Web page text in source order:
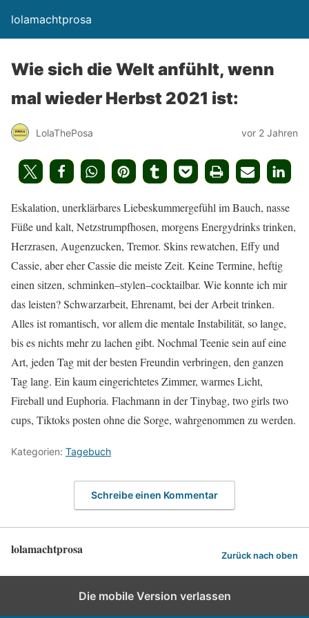
lolamachtprosa
Wie sich die Welt anfühlt, wenn
mal wieder Herbst 2021 ist:
LolaThePosa vor 2 Jahren
Eskalation, unerklärbares Liebeskummergefühl im Bauch, nasse
Füße und kalt, Netzstrumpfhosen, morgens Energydrinks trinken,
Herzrasen, Augenzucken, Tremor. Skins rewatchen, Effy und
Cassie, aber eher Cassie die meiste Zeit. Keine Termine, heftig
einen sitzen, schminken–stylen–cocktailbar. Wie konnte ich mir
das leisten? Schwarzarbeit, Ehrenamt, bei der Arbeit trinken.
Alles ist romantisch, vor allem die mentale Instabilität, so lange,
bis es nichts mehr zu lachen gibt. Nochmal Teenie sein auf eine
Art, jeden Tag mit der besten Freundin verbringen, den ganzen
Tag lang. Ein kaum eingerichtetes Zimmer, warmes Licht,
Fireball und Euphoria. Flachmann in der Tinybag, two girls two
cups, Tiktoks posten ohne die Sorge, wahrgenommen zu werden.
Kategorien: Tagebuch
Schreibe einen Kommentar
lolamachtprosa Zurück nach oben
Die mobile Version verlassen